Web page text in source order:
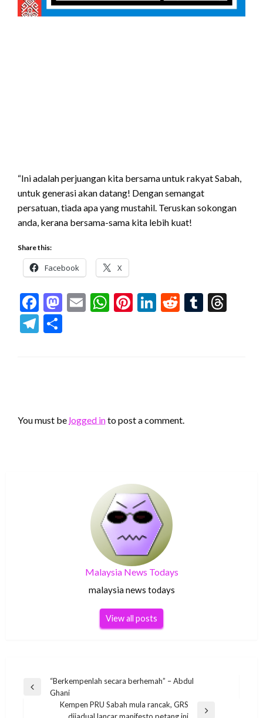
“Ini adalah perjuangan kita bersama untuk rakyat Sabah,
untuk generasi akan datang! Dengan semangat
persatuan, tiada apa yang mustahil. Teruskan sokongan
anda, kerana bersama-sama kita lebih kuat!
Share this:
Facebook X
Facebook
Mastodon
EmailWhatsApp
Pinterest
LinkedIn
RedditTumblr
Telegram
You must be logged into post a comment.
Malaysia News Todays
malaysia news todays
View all posts
Post
navigation
Previous
“Berkempenlah secara berhemah” – Abdul
Ghani
Kempen PRU Sabah mula rancak, GRS